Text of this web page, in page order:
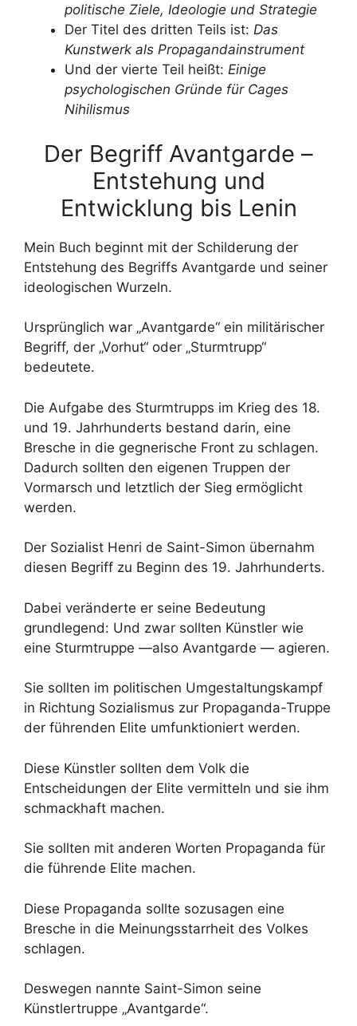
politische Ziele, Ideologie und Strategie
Der Titel des dritten Teils ist: Das
Kunstwerk als Propagandainstrument
Und der vierte Teil heißt: Einige
psychologischen Gründe für Cages
Nihilismus
Der Begriff Avantgarde –
Entstehung und
Entwicklung bis Lenin
Mein Buch beginnt mit der Schilderung der
Entstehung des Begriffs Avantgarde und seiner
ideologischen Wurzeln.
Ursprünglich war „Avantgarde“ ein militärischer
Begriff, der „Vorhut“ oder „Sturmtrupp“
bedeutete.
Die Aufgabe des Sturmtrupps im Krieg des 18.
und 19. Jahrhunderts bestand darin, eine
Bresche in die gegnerische Front zu schlagen.
Dadurch sollten den eigenen Truppen der
Vormarsch und letztlich der Sieg ermöglicht
werden.
Der Sozialist Henri de Saint-Simon übernahm
diesen Begriff zu Beginn des 19. Jahrhunderts.
Dabei veränderte er seine Bedeutung
grundlegend: Und zwar sollten Künstler wie
eine Sturmtruppe —also Avantgarde — agieren.
Sie sollten im politischen Umgestaltungskampf
in Richtung Sozialismus zur Propaganda-Truppe
der führenden Elite umfunktioniert werden.
Diese Künstler sollten dem Volk die
Entscheidungen der Elite vermitteln und sie ihm
schmackhaft machen.
Sie sollten mit anderen Worten Propaganda für
die führende Elite machen.
Diese Propaganda sollte sozusagen eine
Bresche in die Meinungsstarrheit des Volkes
schlagen.
Deswegen nannte Saint-Simon seine
Künstlertruppe „Avantgarde“.